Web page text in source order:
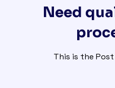
Need
This is the